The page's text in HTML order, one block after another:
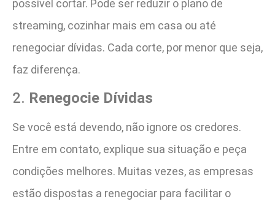
possível cortar. Pode ser reduzir o plano de
streaming, cozinhar mais em casa ou até
renegociar dívidas. Cada corte, por menor que seja,
faz diferença.
2. Renegocie Dívidas
Se você está devendo, não ignore os credores.
Entre em contato, explique sua situação e peça
condições melhores. Muitas vezes, as empresas
estão dispostas a renegociar para facilitar o